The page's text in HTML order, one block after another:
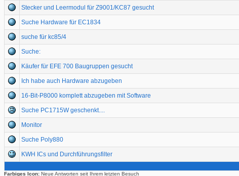
Stecker und Leermodul für Z9001/KC87 gesucht
Suche Hardware für EC1834
suche für kc85/4
Suche:
Käufer für EFE 700 Baugruppen gesucht
Ich habe auch Hardware abzugeben
16-Bit-P8000 komplett abzugeben mit Software
Suche PC1715W geschenkt....
Monitor
Suche Poly880
KWH ICs und Durchführungsfilter
Farbiges Icon: Neue Antworten seit Ihrem letzten Besuch